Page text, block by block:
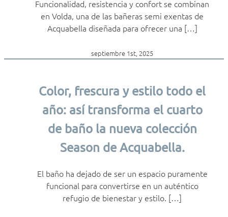
Funcionalidad, resistencia y confort se combinan
en Volda, una de las bañeras semi exentas de
Acquabella diseñada para ofrecer una […]
septiembre 1st, 2025
Color, frescura y estilo todo el
año: así transforma el cuarto
de baño la nueva colección
Season de Acquabella.
El baño ha dejado de ser un espacio puramente
funcional para convertirse en un auténtico
refugio de bienestar y estilo. […]